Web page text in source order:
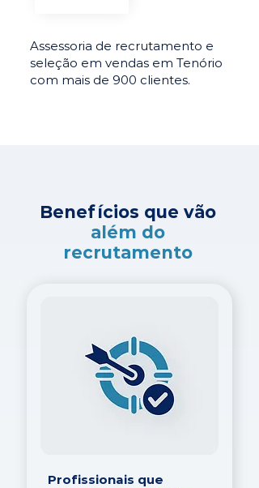
Assessoria de recrutamento e
seleção em vendas em Tenório
com mais de 900 clientes.
Benefícios que vão
além do
recrutamento
Profissionais que